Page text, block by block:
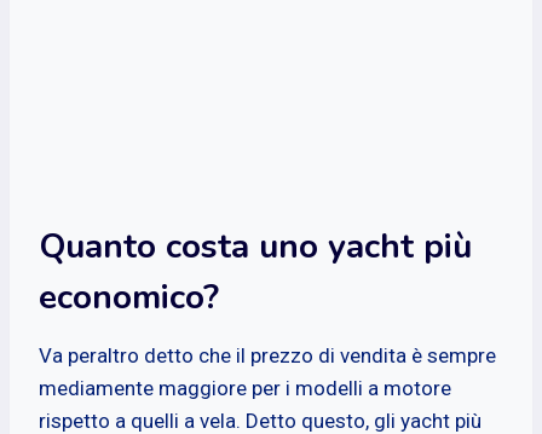
Quanto costa uno yacht più
economico?
Va peraltro detto che il prezzo di vendita è sempre
mediamente maggiore per i modelli a motore
rispetto a quelli a vela. Detto questo, gli yacht più